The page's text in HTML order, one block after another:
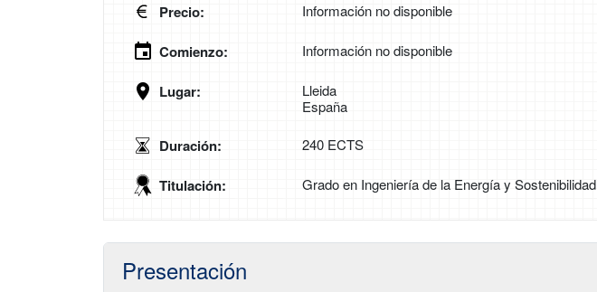
Precio: Información no disponible
Comienzo: Información no disponible
Lugar:
Lleida
España
Duración: 240 ECTS
Titulación: Grado en Ingeniería de la Energía y Sostenibilidad
Presentación